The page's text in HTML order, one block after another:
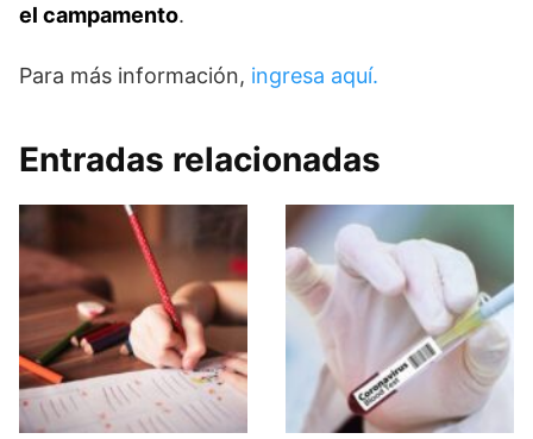
el campamento.
Para más información, ingresa aquí.
Entradas relacionadas